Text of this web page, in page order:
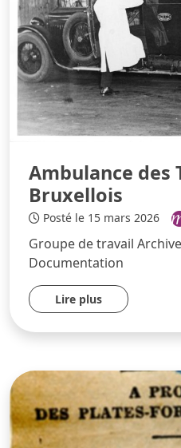
Ambulance des
Bruxellois
Posté le 15 mars 2026
Groupe de travail
Documentation
Lire plus